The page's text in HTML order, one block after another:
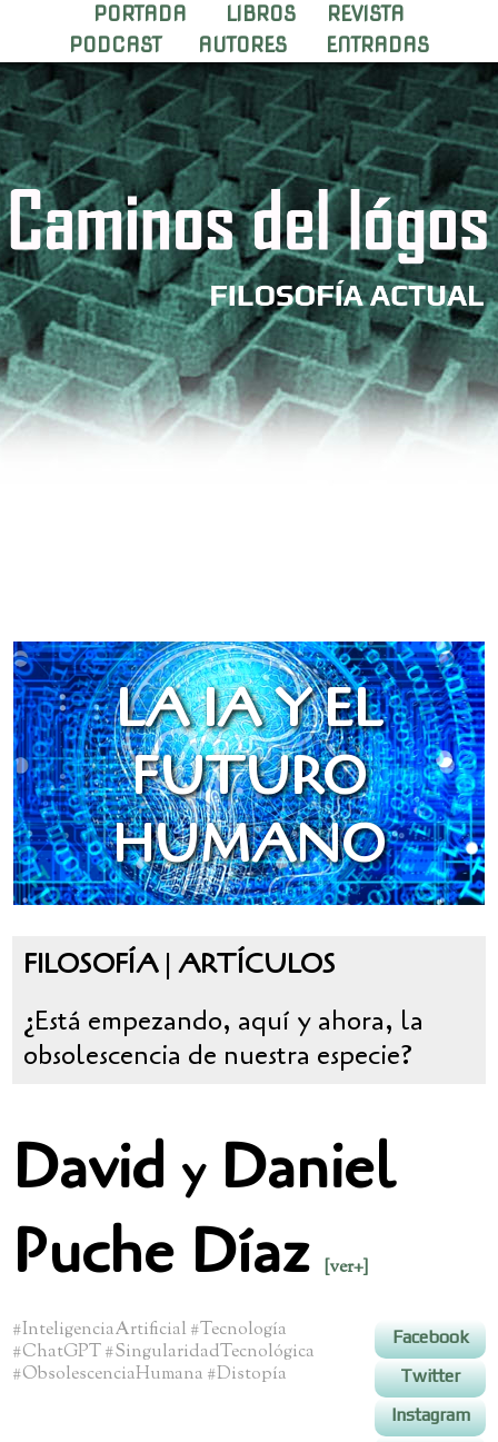
PORTADA LIBROS
REVISTA
PODCAST
AUTORES ENTRADAS
LA IA Y EL
FUTURO
HUMANO
FILOSOFÍA | ARTÍCULOS
¿Está empezando, aquí y ahora, la
obsolescencia de nuestra especie?
David yDaniel
Puche Díaz [ver+]
#InteligenciaArtificial #Tecnología
#ChatGPT #SingularidadTecnológica
#ObsolescenciaHumana #Distopía
Facebook
Twitter
Instagram